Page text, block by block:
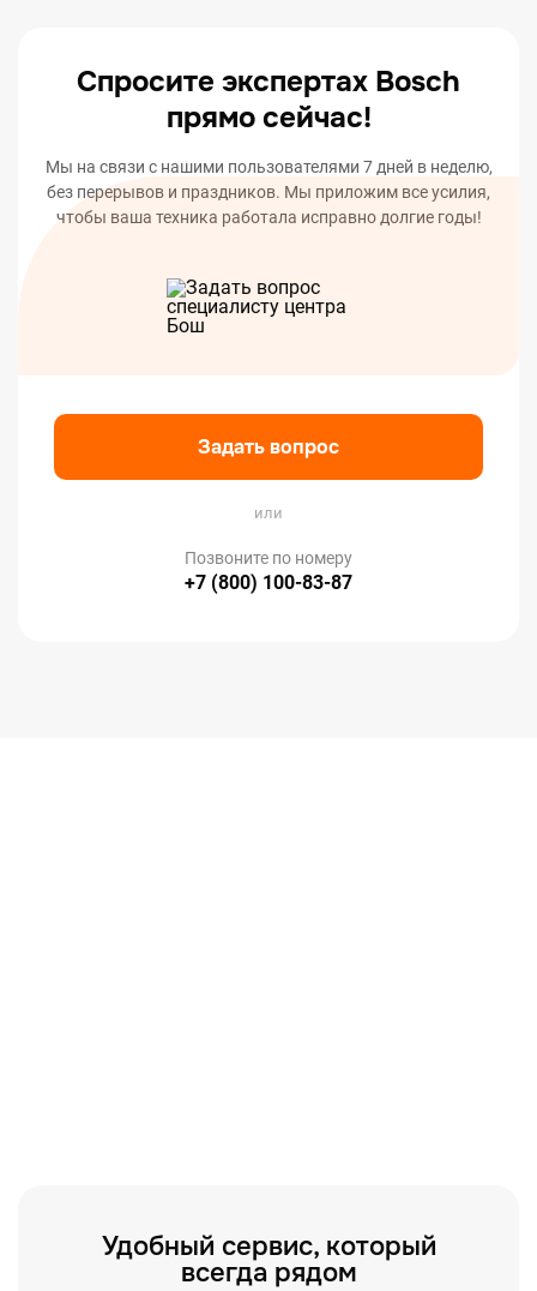
Спросите экспертах Bosch
прямо сейчас!
Мы на связи с нашими пользователями 7 дней в неделю,
без перерывов и праздников. Мы приложим все усилия,
чтобы ваша техника работала исправно долгие годы!
Задать вопрос
или
Позвоните по номеру
+7 (800) 100-83-87
Удобный сервис, который
всегда рядом